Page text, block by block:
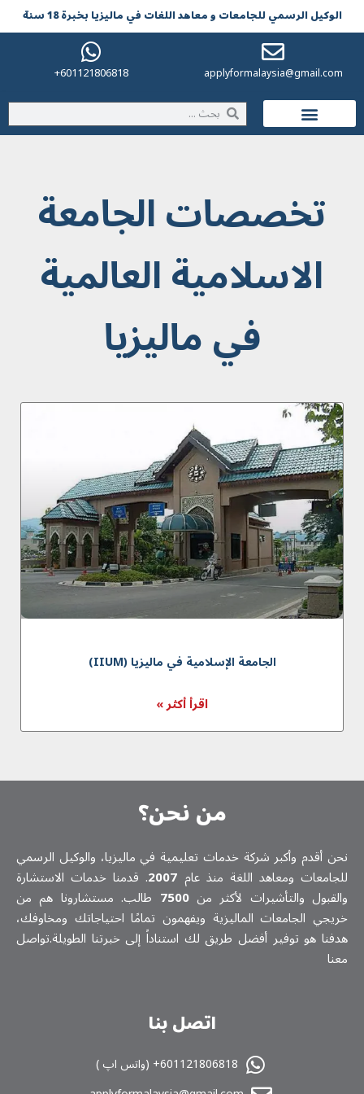
الوکیل الرسمي للجامعات و معاهد اللغات في مالیزیا بخبرة 18 سنة
applyformalaysia@gmail.com
601121806818+
تخصصات الجامعة
الاسلامية العالمية
في ماليزيا
الجامعة الإسلامية في ماليزيا (IIUM)
اقرأ أكثر »
من نحن؟
نحن أقدم وأكبر شركة خدمات تعلیمیة في ماليزيا، والوكيل الرسمي
للجامعات ومعاهد اللغة منذ عام 2007. قدمنا خدمات الاستشارة
والقبول والتأشيرات لأكثر من7500 طالب. مستشارونا هم من
خريجي الجامعات الماليزية ويفهمون تمامًا احتياجاتك ومخاوفك،
هدفنا هو توفير أفضل طريق لك استناداً إلى خبرتنا الطويلة.تواصل
معنا
اتصل بنا
601121806818+ (واتس اپ )